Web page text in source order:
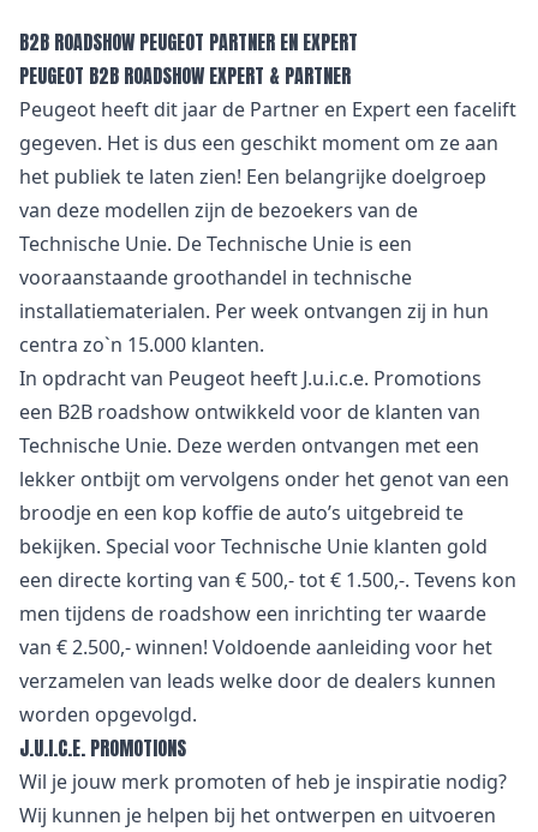
B2B ROADSHOW PEUGEOT PARTNER EN EXPERT
PEUGEOT B2B ROADSHOW EXPERT & PARTNER
Peugeot heeft dit jaar de Partner en Expert een facelift
gegeven. Het is dus een geschikt moment om ze aan
het publiek te laten zien! Een belangrijke doelgroep
van deze modellen zijn de bezoekers van de
Technische Unie. De Technische Unie is een
vooraanstaande groothandel in technische
installatiematerialen. Per week ontvangen zij in hun
centra zo`n 15.000 klanten.
In opdracht van Peugeot heeft J.u.i.c.e. Promotions
een B2B roadshow ontwikkeld voor de klanten van
Technische Unie. Deze werden ontvangen met een
lekker ontbijt om vervolgens onder het genot van een
broodje en een kop koffie de auto’s uitgebreid te
bekijken. Special voor Technische Unie klanten gold
een directe korting van € 500,- tot € 1.500,-. Tevens kon
men tijdens de roadshow een inrichting ter waarde
van € 2.500,- winnen! Voldoende aanleiding voor het
verzamelen van leads welke door de dealers kunnen
worden opgevolgd.
J.U.I.C.E. PROMOTIONS
Wil je jouw merk promoten of heb je inspiratie nodig?
Wij kunnen je helpen bij het ontwerpen en uitvoeren